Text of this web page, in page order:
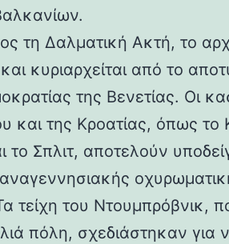
τη Δαλματική Ακτή, το
κυριαρχείται από το
της Βενετίας. Οι
και της Κροατίας, όπως το
το Σπλιτ, αποτελούν
τείχη του Ντουμπρόβνικ,
πόλη, σχεδιάστηκαν για